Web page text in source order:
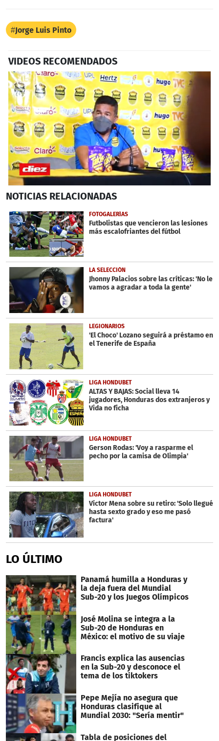
Jorge Luis Pinto
VIDEOS RECOMENDADOS
seconds
2
minutes,
43
seconds
NOTICIAS RELACIONADAS
FOTOGALERÍAS
Futbolistas que vencieron las lesiones
más escalofriantes del fútbol
LA SELECCIÓN
Jhonny Palacios sobre las críticas: 'No le
vamos a agradar a toda la gente'
LEGIONARIOS
'El Choco' Lozano seguirá a préstamo en
el Tenerife de España
LIGA HONDUBET
ALTAS Y BAJAS: Social lleva 14
jugadores, Honduras dos extranjeros y
Vida no ficha
LIGA HONDUBET
Gerson Rodas: 'Voy a rasparme el
pecho por la camisa de Olimpia'
LIGA HONDUBET
Víctor Mena sobre su retiro: 'Solo llegué
hasta sexto grado y eso me pasó
factura'
LO ÚLTIMO
Panamá humilla a Honduras y
la deja fuera del Mundial
Sub-20 y los Juegos Olímpicos
José Molina se integra a la
Sub-20 de Honduras en
México: el motivo de su viaje
Francis explica las ausencias
en la Sub-20 y desconoce el
tema de los tiktokers
Pepe Mejía no asegura que
Honduras clasifique al
Mundial 2030: "Sería mentir"
Tabla de posiciones del